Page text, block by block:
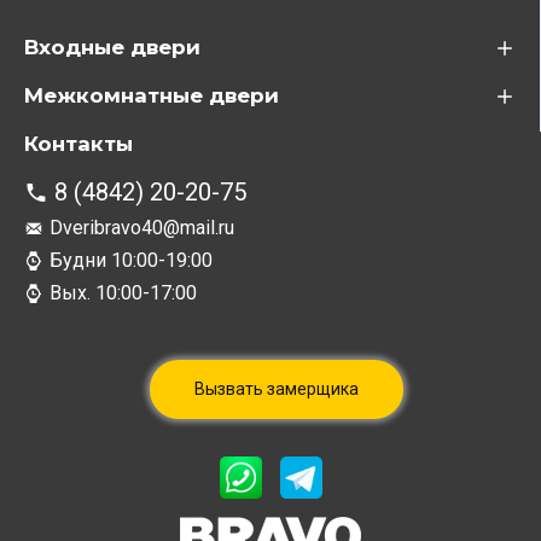
Входные двери
Межкомнатные двери
Контакты
8 (4842) 20-20-75
Dveribravo40@mail.ru
Будни 10:00-19:00
Вых. 10:00-17:00
Вызвать замерщика